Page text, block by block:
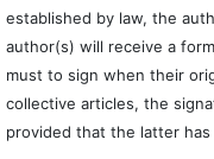
established by law, the
author(s) will receive a
must to sign when their
collective articles, the
provided that the latter